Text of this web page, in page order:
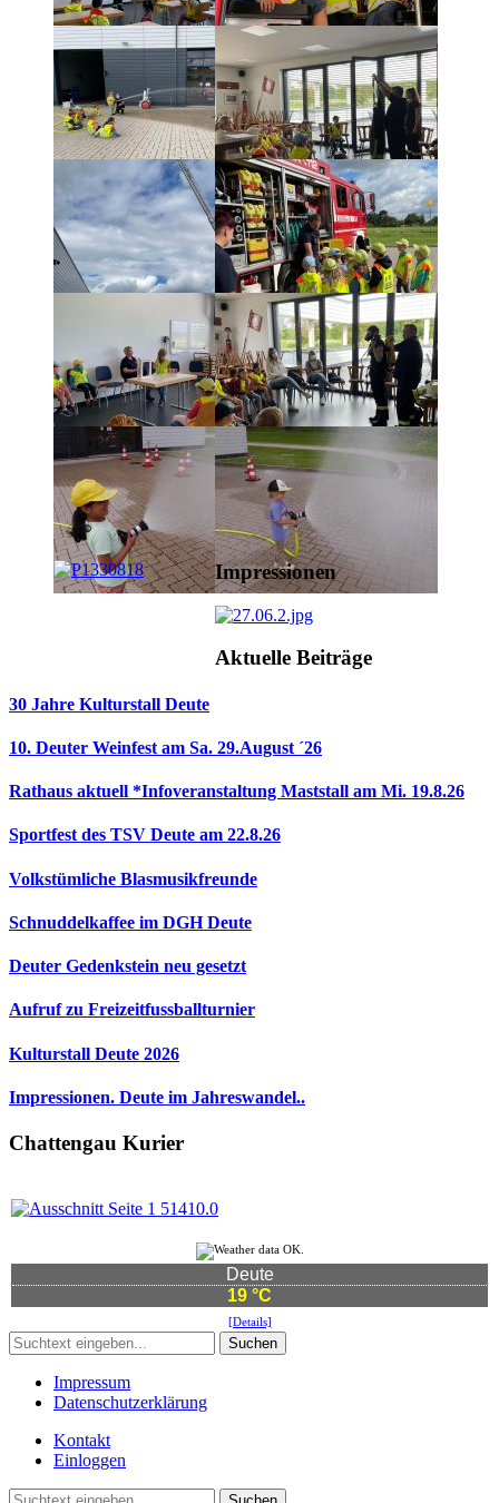
Impressionen
Aktuelle Beiträge
30 Jahre Kulturstall Deute
10. Deuter Weinfest am Sa. 29.August ´26
Rathaus aktuell *Infoveranstaltung Maststall am Mi. 19.8.26
Sportfest des TSV Deute am 22.8.26
Volkstümliche Blasmusikfreunde
Schnuddelkaffee im DGH Deute
Deuter Gedenkstein neu gesetzt
Aufruf zu Freizeitfussballturnier
Kulturstall Deute 2026
Impressionen. Deute im Jahreswandel..
Chattengau Kurier
Deute
19 °C
[Details]
Suchen
Impressum
Datenschutzerklärung
Kontakt
Einloggen